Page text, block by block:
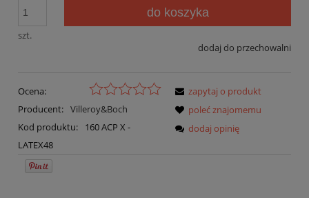
szt.
do koszyka
dodaj do przechowalni
Ocena:
Producent: Villeroy&Boch
Kod produktu:
160 ACP X -
LATEX48
zapytaj o produkt
poleć znajomemu
dodaj opinię